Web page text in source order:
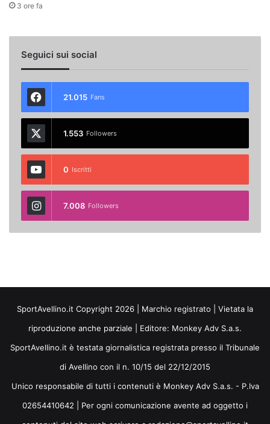
3 ore fa
Seguici sui social
21.015 Fans
1.553 Followers
0 Iscritti
7.008 Followers
SportAvellino.it Copyright 2026 | Marchio registrato | Vietata la
riproduzione anche parziale | Editore: Monkey Adv S.a.s.
SportAvellino.it è testata giornalistica registrata presso il Tribunale
di Avellino con il n. 10/15 del 22/12/2015
Unico responsabile di tutti i contenuti è Monkey Adv S.a.s. - P.Iva
02654410642 | Per ogni comunicazione avente ad oggetto i